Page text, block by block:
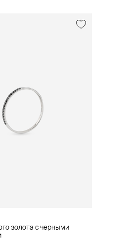
золота с черными
с рубином
₽
золота с аметистом
₽
кольцо